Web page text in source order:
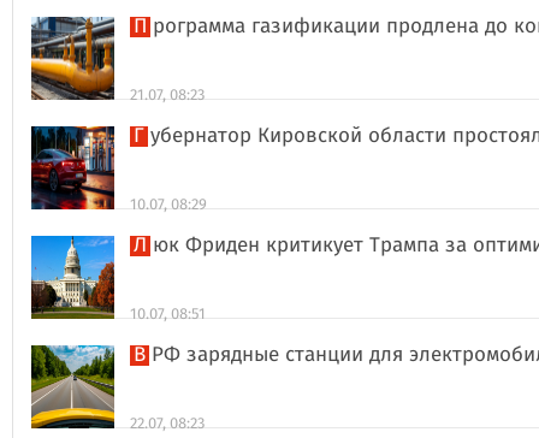
Программа газификации продлена до
21.07, 08:23
Губернатор Кировской области
10.07, 08:29
Люк Фриден критикует Трампа за
10.07, 08:51
В РФ зарядные станции для
22.07, 08:23